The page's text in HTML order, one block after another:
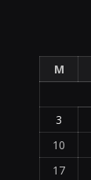
M
3
10
17